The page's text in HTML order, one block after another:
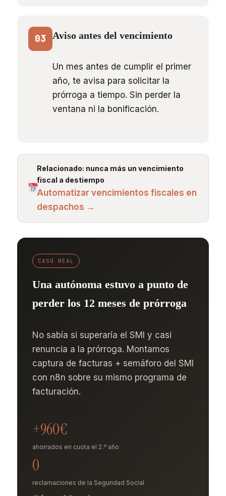
03 Aviso antes del vencimiento
Un mes antes de cumplir el primer
año, te avisa para solicitar la
prórroga a tiempo. Sin perder la
ventana ni la bonificación.
Relacionado: nunca más un vencimiento
fiscal a destiempo
Automatizar vencimientos fiscales en
despachos →
CASO REAL
Una autónoma estuvo a punto de
perder los 12 meses de prórroga
No sabía si superaría el SMI y casi
renuncia a la prórroga. Montamos
captura de facturas + semáforo del SMI
con n8n sobre su mismo programa de
facturación.
+960€
ahorrados en cuota el 2.º año
0
reclamaciones de la Seguridad Social